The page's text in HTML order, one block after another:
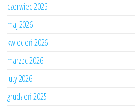
czerwiec 2026
maj 2026
kwiecień 2026
marzec 2026
luty 2026
grudzień 2025